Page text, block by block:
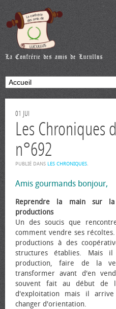
01 JUI
Les Chroniques
n°692
PUBLIÉ DANS LES CHRONIQUES.
Amis gourmands bonjour,
Reprendre la main sur la
productions
Un des soucis que
comment vendre ses
productions à des
structures établies. Mais
production, faire de la
transformer avant d'en
souvent fait au début de
d'exploitation mais il
changer d'orientation.